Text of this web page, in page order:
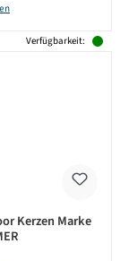
Verfügbarkeit:
Kerzen Marke